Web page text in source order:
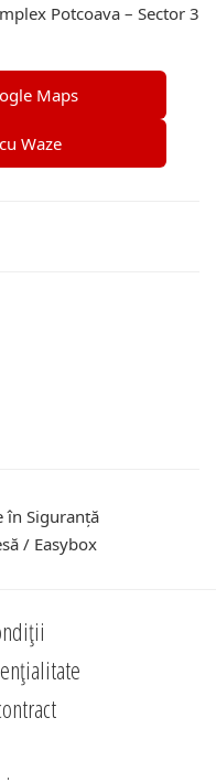
Potcoava – Sector 3
Maps
Waze
în Siguranță
/ Easybox